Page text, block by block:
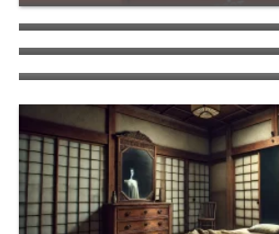
ドを徹底解説
星蘭ひとみ家系図｜父親の職業や
の関係を総まとめ
安河内眞美 夫はいる？独身の真